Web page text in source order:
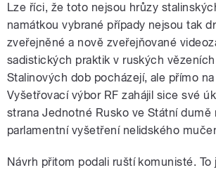
Lze říci, že toto nejsou hrůzy
namátkou vybrané případy nejsou tak
zveřejněné a nově zveřejňované
sadistických praktik v ruských
Stalinových dob pocházejí, ale přímo
Vyšetřovací výbor RF zahájil sice své
strana Jednotné Rusko ve Státní dumě
parlamentní vyšetření nelidského
Návrh přitom podali ruští komunisté. To